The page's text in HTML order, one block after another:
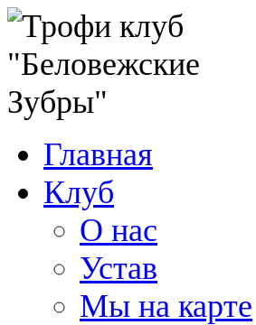
Главная
Клуб
О нас
Устав
Мы на карте